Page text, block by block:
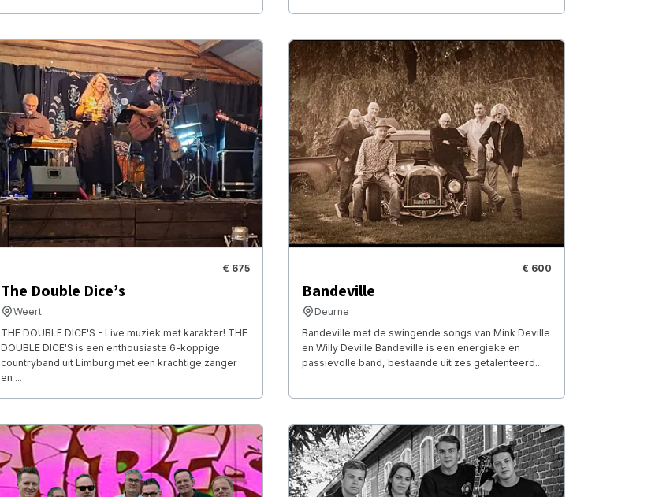
€ 675
The Double Dice’s
Weert
THE DOUBLE DICE'S - Live muziek met karakter! THE
DOUBLE DICE'S is een enthousiaste 6-koppige
countryband uit Limburg met een krachtige zanger
en ...
€ 600
Bandeville
Deurne
Bandeville met de swingende songs van Mink Deville
en Willy Deville Bandeville is een energieke en
passievolle band, bestaande uit zes getalenteerd...